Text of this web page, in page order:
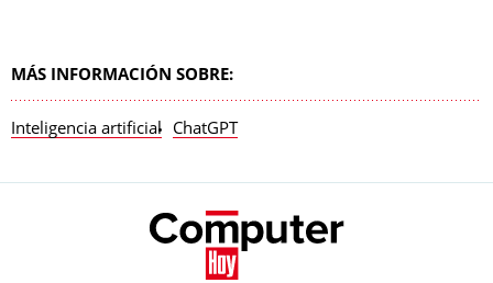
MÁS INFORMACIÓN SOBRE:
Inteligencia artificial ChatGPT